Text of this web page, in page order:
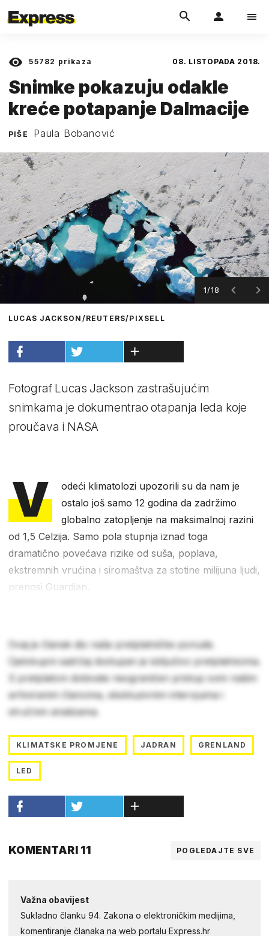
55782 prikaza 08. LISTOPADA 2018.
Snimke pokazuju odakle
kreće potapanje Dalmacije
PIŠE Paula Bobanović
1/18
LUCAS JACKSON/REUTERS/PIXSELL
Fotograf Lucas Jackson zastrašujućim
snimkama je dokumentrao otapanja leda koje
proučava i NASA
V
odeći klimatolozi upozorili su da nam je
ostalo još samo 12 godina da zadržimo
globalno zatopljenje na maksimalnoj razini
od 1,5 Celzija. Samo pola stupnja iznad toga
dramatično povećava rizike od suša, poplava,
ekstremnih vrućina i siromaštva za stotine milijuna ljudi,
prenosi Guardian.
Ovaj je članak dio naše pretplatničke ponude.
Cjelokupni sadržaj dostupan je isključivo pretplatnicima.
S pretplatom dobivate neograničen pristup svim našim
arhiviranim člancima, ekskluzivnim intervjuima i
stručnim analizama.
KLIMATSKE PROMJENE JADRAN GRENLAND
LED
KOMENTARI 11 POGLEDAJTE SVE
Važna obavijest
Sukladno članku 94. Zakona o elektroničkim medijima,
komentiranje članaka na web portalu Express.hr